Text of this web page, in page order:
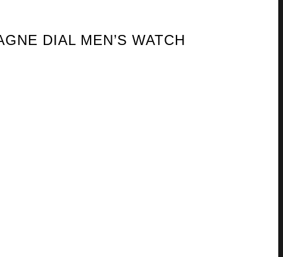
DIAL MEN’S WATCH